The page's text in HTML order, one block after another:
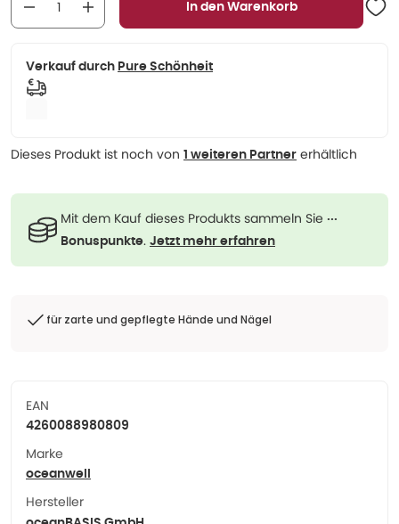
In den Warenkorb
Verkauf durch Pure Schönheit
Dieses Produkt ist noch von 1 weiteren Partner erhältlich
Mit dem Kauf dieses Produkts sammeln Sie ···
Bonuspunkte. Jetzt mehr erfahren
für zarte und gepflegte Hände und Nägel
EAN
4260088980809
Marke
oceanwell
Hersteller